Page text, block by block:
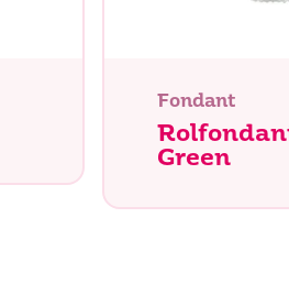
Fondant
Green